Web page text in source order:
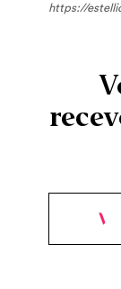
https://